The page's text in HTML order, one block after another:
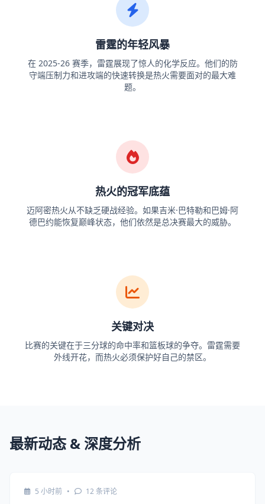
雷霆的年轻风暴
在 2025-26 赛季，雷霆展现了惊人的化学反应。他们的防
守端压制力和进攻端的快速转换是热火需要面对的最大难
题。
热火的冠军底蕴
迈阿密热火从不缺乏硬战经验。如果吉米·巴特勒和巴姆·阿
德巴约能恢复巅峰状态，他们依然是总决赛最大的威胁。
关键对决
比赛的关键在于三分球的命中率和篮板球的争夺。雷霆需要
外线开花，而热火必须保护好自己的禁区。
最新动态 & 深度分析
5 小时前 • 12 条评论